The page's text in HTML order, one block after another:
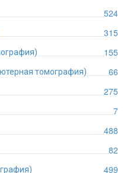
524
315
155
томография) 66
275
7
488
82
499